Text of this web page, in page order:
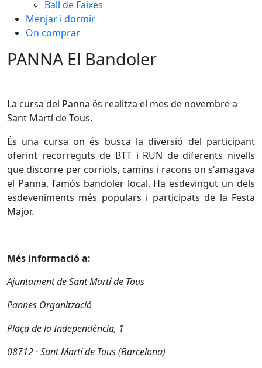
Ball de Faixes
Menjar i dormir
On comprar
PANNA El Bandoler
La cursa del Panna és realitza el mes de novembre a
Sant Martí de Tous.
És una cursa on és busca la diversió del participant
oferint recorreguts de BTT i RUN de diferents nivells
que discorre per corriols, camins i racons on s'amagava
el Panna, famós bandoler local. Ha esdevingut un dels
esdeveniments més populars i participats de la Festa
Major.
Més informació a:
Ajuntament de Sant Martí de Tous
Pannes Organització
Plaça de la Independència, 1
08712 · Sant Martí de Tous (Barcelona)